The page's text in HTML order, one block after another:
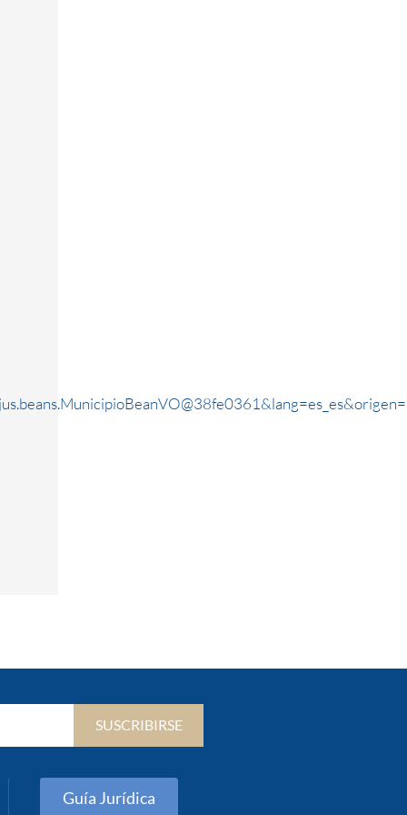
SUSCRIBIRSE
Guía Jurídica